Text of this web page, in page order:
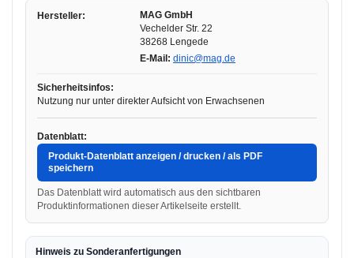
Hersteller:
MAG GmbH
Vechelder Str. 22
38268 Lengede
E-Mail: dinic@mag.de
Sicherheitsinfos:
Nutzung nur unter direkter Aufsicht von Erwachsenen
Datenblatt:
Produkt-Datenblatt anzeigen / drucken / als PDF
speichern
Das Datenblatt wird automatisch aus den sichtbaren
Produktinformationen dieser Artikelseite erstellt.
Hinweis zu Sonderanfertigungen